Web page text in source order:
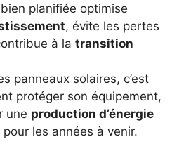
planifiée optimise
, évite les pertes
à la transition
panneaux solaires, c’est
protéger son équipement,
une production d’énergie
pour les années à venir.